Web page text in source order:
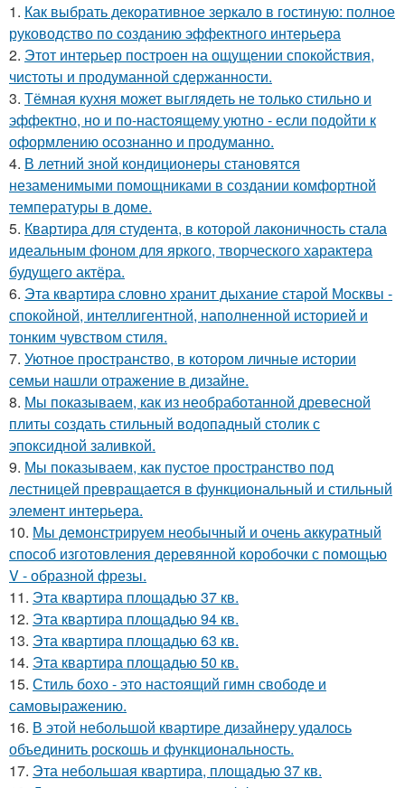
1. Как выбрать декоративное зеркало в гостиную: полное
руководство по созданию эффектного интерьера
2. Этот интерьер построен на ощущении спокойствия,
чистоты и продуманной сдержанности.
3. Тёмная кухня может выглядеть не только стильно и
эффектно, но и по-настоящему уютно - если подойти к
оформлению осознанно и продуманно.
4. В летний зной кондиционеры становятся
незаменимыми помощниками в создании комфортной
температуры в доме.
5. Квартира для студента, в которой лаконичность стала
идеальным фоном для яркого, творческого характера
будущего актёра.
6. Эта квартира словно хранит дыхание старой Москвы -
спокойной, интеллигентной, наполненной историей и
тонким чувством стиля.
7. Уютное пространство, в котором личные истории
семьи нашли отражение в дизайне.
8. Мы показываем, как из необработанной древесной
плиты создать стильный водопадный столик с
эпоксидной заливкой.
9. Мы показываем, как пустое пространство под
лестницей превращается в функциональный и стильный
элемент интерьера.
10. Мы демонстрируем необычный и очень аккуратный
способ изготовления деревянной коробочки с помощью
V - образной фрезы.
11. Эта квартира площадью 37 кв.
12. Эта квартира площадью 94 кв.
13. Эта квартира площадью 63 кв.
14. Эта квартира площадью 50 кв.
15. Стиль бохо - это настоящий гимн свободе и
самовыражению.
16. В этой небольшой квартире дизайнеру удалось
объединить роскошь и функциональность.
17. Эта небольшая квартира, площадью 37 кв.